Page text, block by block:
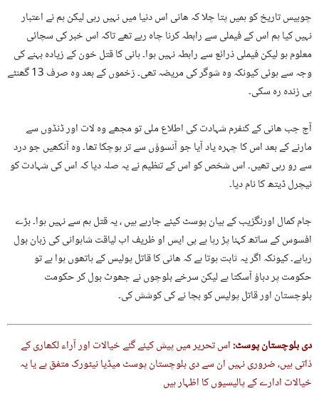
چوبیس تاریخ کو ہمیں پتا چلا کہ ھانی اس دنیا میں نہیں رہی لیکن ہم نے اعتبار
نہیں کیا ہم اس کے فیملی سے رابطہ کرنا چاہ رہے تھے تاکہ اس خبر کی سچائی
معلوم ہو لیکن فیملی ذرائع سے رابطہ نہیں ہوا۔ ہانی کا قتل خون کے زیادہ بہنے کی
وجہ سے ہوئی کیونکہ وہ شوگر کی مریضہ تھی۔ زخموں کے بعد وہ صرف 13 گھنٹے
ہی زندہ رہ سکی۔
آج جب ھانی کے کنفرم شہادت کی اطلاع ملی تو مجھے وہ لات اور ڈنڈوں سے
مارنے کے بعد اس کا چہرہ یاد آیا جو آنسوؤں سے تر ہوچکا تھا۔ وہ آنکھیں جو درد
سے رو رہی تھیں۔ اس شخص کو اس کے تنظیم نے یہ صلہ دیا کہ اس کی شہادت کو
نیچرل ڈیتھ کا نام دیا۔
جام کمال اورنگزیب کے بیان پوسٹ کیئے جارہے ہیں ، یہ قتل ہم سے نہیں ہوا۔ بڑے
افسوس کے ساتھ کہنا پڑ رہا ہے بی ایس او ظریف اب لیاقت شاہوانی کی زبان بول
رہاہے۔ کیونکہ اگر یہ ثابت ہوتا ہے کہ ھانی کا قاتل پولیس کے ہاتھوں ہوا ہے تو
حکومت پر دباؤ آسکتا ہے لیکن سرخے بلوچوں نے جھوٹ بول کر حکومت
بلوچستان اور قاتل پولیس کو بچا نے کی کوشش کی۔
دی بلوچستان پوسٹ:اس تحریر میں پیش کیئے گئے خیالات اور آراء لکھاری کے
ذاتی ہیں، ضروری نہیں ان سے دی بلوچستان پوسٹ میڈیا نیٹورک متفق ہے یا یہ
خیالات ادارے کے پالیسیوں کا اظہار ہیں